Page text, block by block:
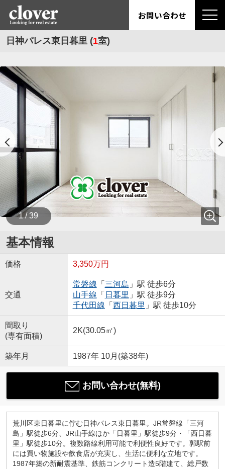
お問い合わせ
日神パレス東日暮里 (1室)
1 / 39
基本情報
価格 3,350万円
交通
常磐線 「 三河島 」駅 徒歩6分
山手線 「 日暮里 」駅 徒歩9分
千代田線 「 西日暮里 」駅 徒歩10分
間取り
(専有面積)
2K(30.05㎡)
築年月 1987年 10月(築38年)
お問い合わせ(無料)
荒川区東日暮里に佇む日神パレス東日暮里。JR常磐線「三河
島」駅徒歩6分、JR山手線ほか「日暮里」駅徒歩9分・「西日暮
里」駅徒歩10分。複数路線利用可能で利便性良好です。郭駅前
には買い物施設や飲食店が充実し、生活に便利な立地です。
1987年築の新耐震基準、鉄筋コンクリート造5階建て、総戸数